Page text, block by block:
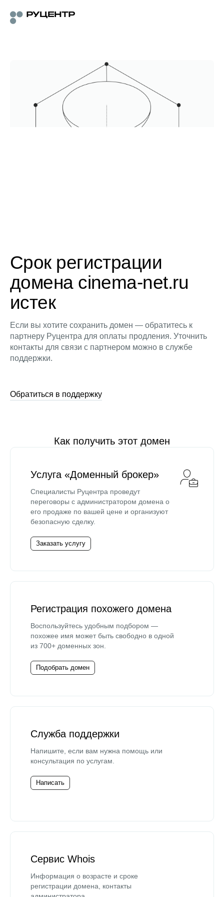
Срок регистрации
домена cinema-net.ru
истек
Если вы хотите сохранить домен — обратитесь к
партнеру Руцентра для оплаты продления. Уточнить
контакты для связи с партнером можно в службе
поддержки.
Обратиться в поддержку
Как получить этот домен
Услуга «Доменный брокер»
Специалисты Руцентра проведут
переговоры с администратором домена о
его продаже по вашей цене и организуют
безопасную сделку.
Заказать услугу
Регистрация похожего домена
Воспользуйтесь удобным подбором —
похожее имя может быть свободно в одной
из 700+ доменных зон.
Подобрать домен
Служба поддержки
Напишите, если вам нужна помощь или
консультация по услугам.
Написать
Сервис Whois
Информация о возрасте и сроке
регистрации домена, контакты